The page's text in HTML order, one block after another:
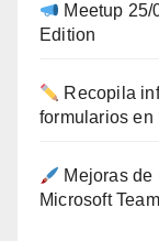
Meetup
Edition
Recopila
formularios en
Mejoras
Microsoft